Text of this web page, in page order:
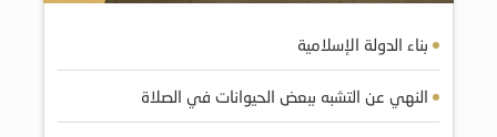
بناء الدولة الإسلامية
النهي عن التشبه ببعض الحيوانات في الصلاة